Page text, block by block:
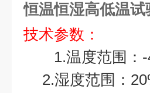
恒温恒湿高低温试
技术参数：
1.温度范围
2.湿度范围：